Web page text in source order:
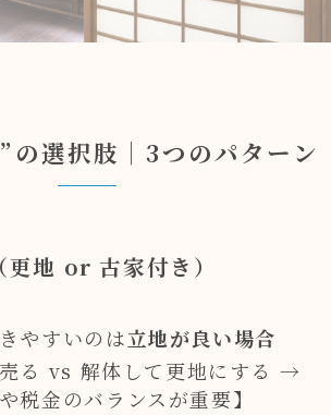
の選択肢｜3つのパターン
地 or 古家付き）
やすいのは立地が良い場合
る vs 解体して更地にする →
税金のバランスが重要】